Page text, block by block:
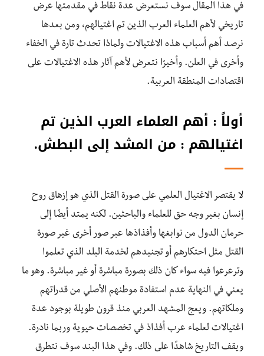
في هذا المقال سوف نستعرض عدة نقاط في مقدمتها عرض
تاريخي لأهم العلماء العرب الذين تم اغتيالهم، ومن بعدها
نرصد أهم أسباب هذه الاغتيالات ولماذا تحدث تارة في الخفاء
وأخرى في العلن. وأخيرًا نتعرض لأهم آثار هذه الاغتيالات على
اقتصادات المنطقة العربية.
أولاً : أهم العلماء العرب الذين تم
اغتيالهم : من المشد إلى البطش.
لا يقتصر الاغتيال العلمي على صورة القتل الذي هو إزهاق روح
إنسان بغير وجه حق للعلماء والباحثين. لكنه يمتد أيضًا إلى
حرمان الدول من نوابغها وأفذاذها عبر صور أخرى غير صورة
القتل مثل احتكارهم أو تجنيدهم لخدمة البلد الذي تعلموا
وترعرعوا فيه سواء كان ذلك بصورة مباشرة أو غير مباشرة. وهو ما
يعني في النهاية عدم استفادة موطنهم الأصلي من قدراتهم
وملكاتهم. ويعج المشهد العربي منذ قرون طويلة بوجود عدة
اغتيالات لعلماء عرب أفذاذ في تخصصات حيوية وربما نادرة.
ويقف التاريخ شاهدًا على ذلك. وفي هذا البند سوف نتطرق